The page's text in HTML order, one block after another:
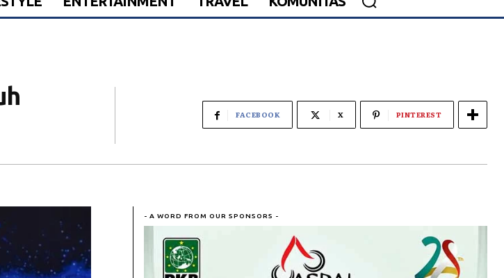
FACEBOOK X PINTEREST
- A WORD FROM OUR SPONSORS -